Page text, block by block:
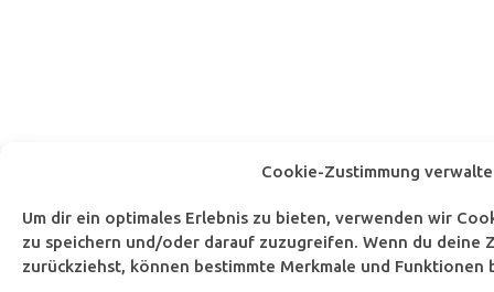
Cookie-Zustimmung
Um dir ein optimales Erlebnis zu bieten, verwenden wir
zu speichern und/oder darauf zuzugreifen. Wenn du deine
zurückziehst, können bestimmte Merkmale und